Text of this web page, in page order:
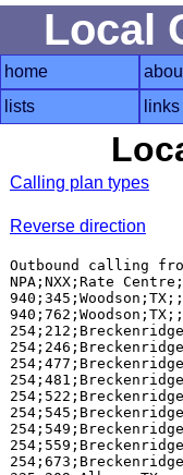
Local
home
lists
links
Calling plan types
Reverse direction
Outbound calling
NPA;NXX;Rate